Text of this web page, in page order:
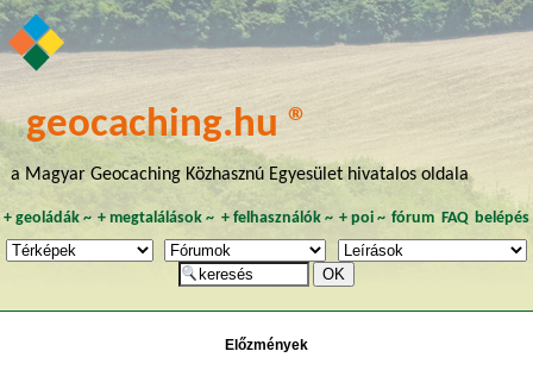
geocaching.hu ®
a Magyar Geocaching Közhasznú Egyesület hivatalos oldala
+ geoládák~ + megtalálások ~ + felhasználók~ + poi~ fórum FAQ belépés
Előzmények